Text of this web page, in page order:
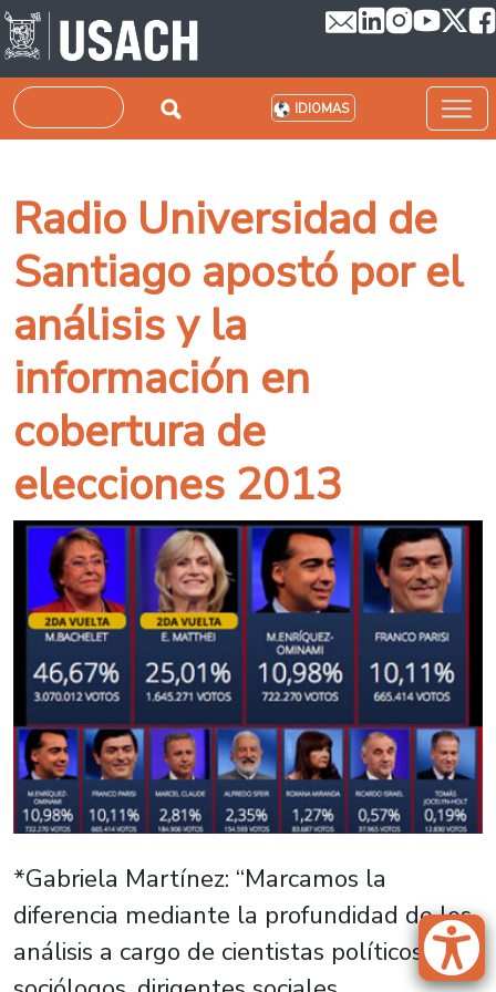
Pasar al contenido principal
Buscar IDIOMAS
Radio Universidad de
Santiago apostó por el
análisis y la
información en
cobertura de
elecciones 2013
*Gabriela Martínez: “Marcamos la
diferencia mediante la profundidad de los
análisis a cargo de cientistas políticos,